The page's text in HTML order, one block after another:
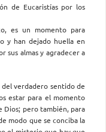
de Eucaristías por los
es un momento para
y han dejado huella en
sus almas y agradecer a
verdadero sentido de
estar para el momento
Dios; pero también, para
modo que se conciba la